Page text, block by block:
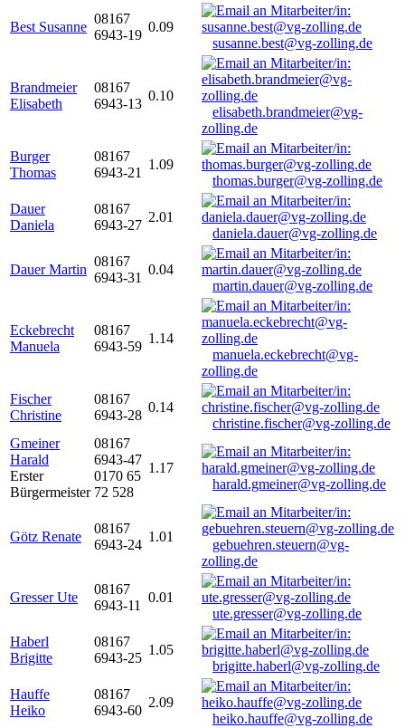
Best Susanne
08167
6943-19
0.09
susanne.best@vg-zolling.de
Brandmeier
Elisabeth
08167
6943-13
0.10
elisabeth.brandmeier@vg-
zolling.de
Burger
Thomas
08167
6943-21
1.09
thomas.burger@vg-zolling.de
Dauer
Daniela
08167
6943-27
2.01
daniela.dauer@vg-zolling.de
Dauer Martin
08167
6943-31
0.04
martin.dauer@vg-zolling.de
Eckebrecht
Manuela
08167
6943-59
1.14
manuela.eckebrecht@vg-
zolling.de
Fischer
Christine
08167
6943-28
0.14
christine.fischer@vg-zolling.de
Gmeiner
Harald
Erster
Bürgermeister
08167
6943-47
0170 65
72 528
1.17
harald.gmeiner@vg-zolling.de
Götz Renate
08167
6943-24
1.01
gebuehren.steuern@vg-
zolling.de
Gresser Ute
08167
6943-11
0.01
ute.gresser@vg-zolling.de
Haberl
Brigitte
08167
6943-25
1.05
brigitte.haberl@vg-zolling.de
Hauffe
Heiko
08167
6943-60
2.09
heiko.hauffe@vg-zolling.de